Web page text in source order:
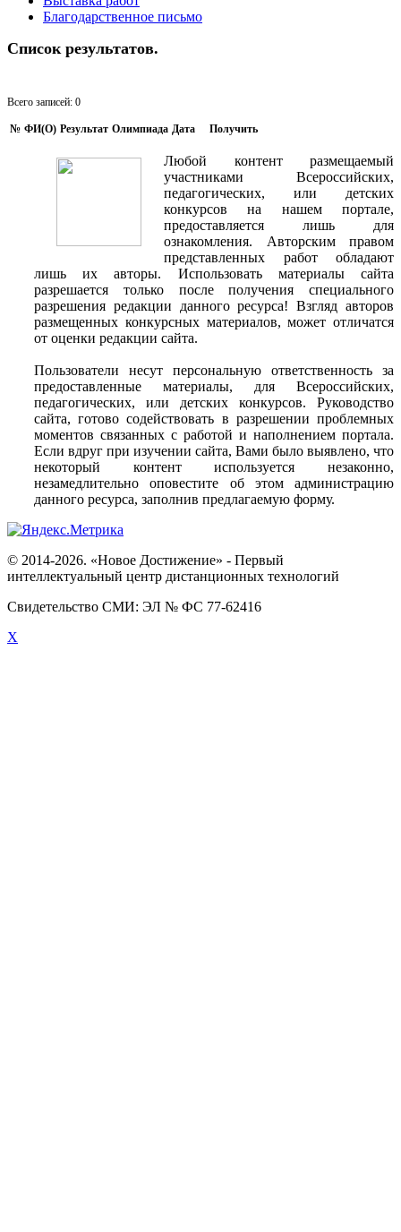
Благодарственное письмо
Список результатов.
Всего записей: 0
№ ФИ(O) Результат Олимпиада Дата Получить
Любой контент размещаемый
участниками Всероссийских,
педагогических, или детских
конкурсов на нашем портале,
предоставляется лишь для
ознакомления. Авторским правом
представленных работ обладают
лишь их авторы. Использовать материалы сайта
разрешается только после получения специального
разрешения редакции данного ресурса! Взгляд авторов
размещенных конкурсных материалов, может отличатся
от оценки редакции сайта.
Пользователи несут персональную ответственность за
предоставленные материалы, для Всероссийских,
педагогических, или детских конкурсов. Руководство
сайта, готово содействовать в разрешении проблемных
моментов связанных с работой и наполнением портала.
Если вдруг при изучении сайта, Вами было выявлено, что
некоторый контент используется незаконно,
незамедлительно оповестите об этом администрацию
данного ресурса, заполнив предлагаемую форму.
© 2014-2026. «Новое Достижение» - Первый
интеллектуальный центр дистанционных технологий
Свидетельство СМИ: ЭЛ № ФС 77-62416
X